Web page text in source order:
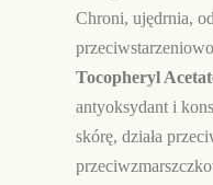
Chroni, ujędrnia,
Tocopheryl
antyoksydant i
skórę, działa